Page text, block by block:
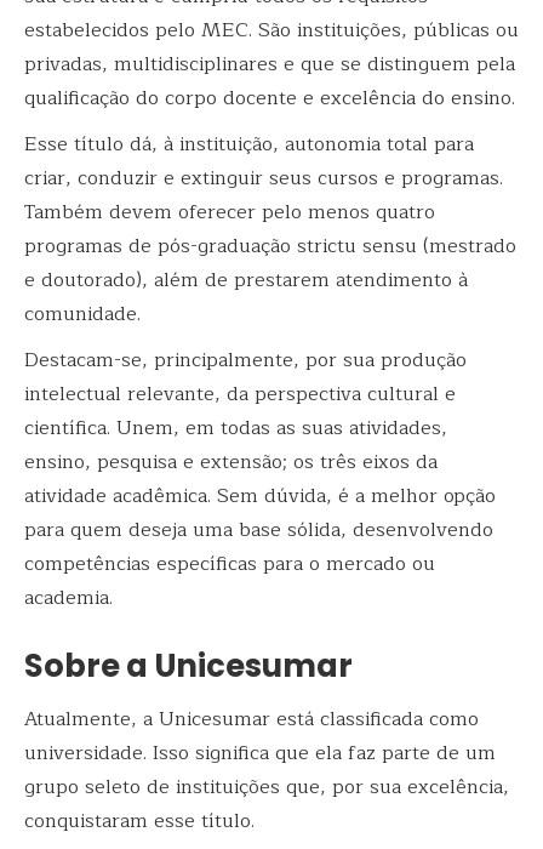
estabelecidos pelo MEC. São instituições, públicas ou
privadas, multidisciplinares e que se distinguem pela
qualificação do corpo docente e excelência do ensino.
Esse título dá, à instituição, autonomia total para
criar, conduzir e extinguir seus cursos e programas.
Também devem oferecer pelo menos quatro
programas de pós-graduação strictu sensu (mestrado
e doutorado), além de prestarem atendimento à
comunidade.
Destacam-se, principalmente, por sua produção
intelectual relevante, da perspectiva cultural e
científica. Unem, em todas as suas atividades,
ensino, pesquisa e extensão; os três eixos da
atividade acadêmica. Sem dúvida, é a melhor opção
para quem deseja uma base sólida, desenvolvendo
competências específicas para o mercado ou
academia.
Sobre a Unicesumar
Atualmente, a Unicesumar está classificada como
universidade. Isso significa que ela faz parte de um
grupo seleto de instituições que, por sua excelência,
conquistaram esse título.